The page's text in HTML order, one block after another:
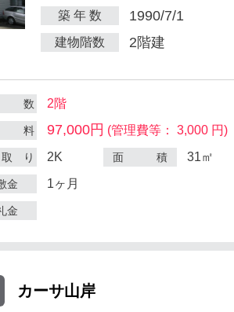
築 年 数 1990/7/1
建物階数 2階建
数 2階
料 97,000円 (管理費等： 3,000 円)
り 2K 面 積 31㎡
金 1ヶ月
金
カーサ山岸